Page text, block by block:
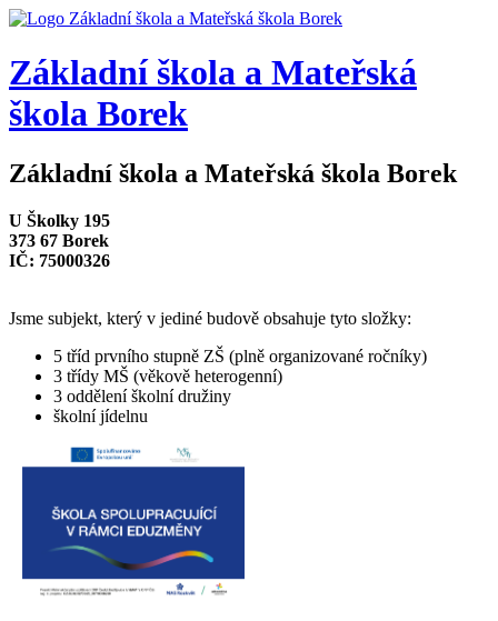
Základní škola a Mateřská
škola Borek
Základní škola a Mateřská škola Borek
U Školky 195
373 67 Borek
IČ: 75000326
Jsme subjekt, který v jediné budově obsahuje tyto složky:
5 tříd prvního stupně ZŠ (plně organizované ročníky)
3 třídy MŠ (věkově heterogenní)
3 oddělení školní družiny
školní jídelnu